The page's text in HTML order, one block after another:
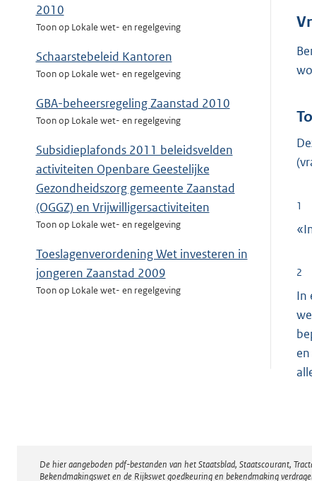
2010
Toon op Lokale wet- en regelgeving
Schaarstebeleid Kantoren
Toon op Lokale wet- en regelgeving
GBA-beheersregeling Zaanstad 2010
Toon op Lokale wet- en regelgeving
Subsidieplafonds 2011 beleidsvelden
activiteiten Openbare Geestelijke
Gezondheidszorg gemeente Zaanstad
(OGGZ) en Vrijwilligersactiviteiten
Toon op Lokale wet- en regelgeving
Toeslagenverordening Wet investeren in
jongeren Zaanstad 2009
Toon op Lokale wet- en regelgeving
1
2
In
Disclaimer
De hier aangeboden pdf-bestanden van het Staatsblad, Staatscourant,
Bekendmakingswet en de Rijkswet goedkeuring en bekendmaking